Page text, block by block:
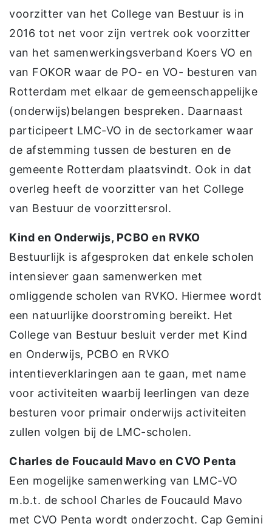
voorzitter van het College van Bestuur is in
2016 tot net voor zijn vertrek ook voorzitter
van het samenwerkingsverband Koers VO en
van FOKOR waar de PO- en VO- besturen van
Rotterdam met elkaar de gemeenschappelijke
(onderwijs)belangen bespreken. Daarnaast
participeert LMC-VO in de sectorkamer waar
de afstemming tussen de besturen en de
gemeente Rotterdam plaatsvindt. Ook in dat
overleg heeft de voorzitter van het College
van Bestuur de voorzittersrol.
Kind en Onderwijs, PCBO en RVKO
Bestuurlijk is afgesproken dat enkele scholen
intensiever gaan samenwerken met
omliggende scholen van RVKO. Hiermee wordt
een natuurlijke doorstroming bereikt. Het
College van Bestuur besluit verder met Kind
en Onderwijs, PCBO en RVKO
intentieverklaringen aan te gaan, met name
voor activiteiten waarbij leerlingen van deze
besturen voor primair onderwijs activiteiten
zullen volgen bij de LMC-scholen.
Charles de Foucauld Mavo en CVO Penta
Een mogelijke samenwerking van LMC-VO
m.b.t. de school Charles de Foucauld Mavo
met CVO Penta wordt onderzocht. Cap Gemini